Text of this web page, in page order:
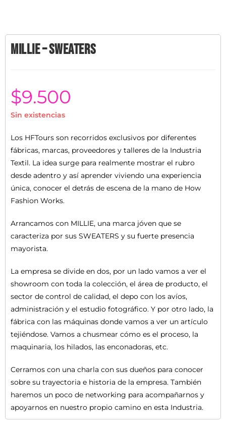
Millie – Sweaters
$9.500
Sin existencias
Los HFTours son recorridos exclusivos por diferentes
fábricas, marcas, proveedores y talleres de la Industria
Textil. La idea surge para realmente mostrar el rubro
desde adentro y así aprender viviendo una experiencia
única, conocer el detrás de escena de la mano de How
Fashion Works.
Arrancamos con MILLIE, una marca jóven que se
caracteriza por sus SWEATERS y su fuerte presencia
mayorista.
La empresa se divide en dos, por un lado vamos a ver el
showroom con toda la colección, el área de producto, el
sector de control de calidad, el depo con los avíos,
administración y el estudio fotográfico. Y por otro lado, la
fábrica con las máquinas donde vamos a ver un artículo
tejiéndose. Vamos a chusmear cómo es el proceso, la
maquinaria, los hilados, las enconadoras, etc.
Cerramos con una charla con sus dueños para conocer
sobre su trayectoria e historia de la empresa. También
haremos un poco de networking para acompañarnos y
apoyarnos en nuestro propio camino en esta Industria.